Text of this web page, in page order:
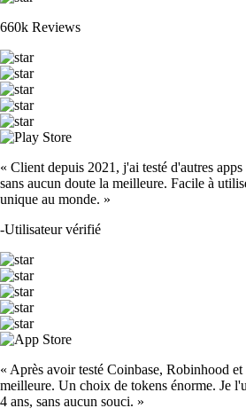
660k Reviews
« Client depuis 2021, j'ai testé d'autres
sans aucun doute la meilleure. Facile à
unique au monde. »
-Utilisateur vérifié
« Après avoir testé Coinbase, Robinhood
meilleure. Un choix de tokens énorme. Je
4 ans, sans aucun souci. »